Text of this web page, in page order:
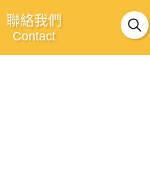
聯絡我們
Contact